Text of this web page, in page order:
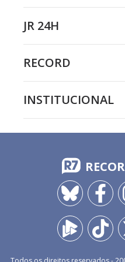
JR 24H
RECORD
INSTITUCIONAL